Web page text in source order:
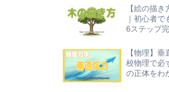
【絵の描
｜初心者で
6ステップ
【物理】
校物理で必
の正体をわ